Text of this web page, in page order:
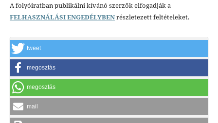
A folyóiratban publikálni kívánó szerzők elfogadják a
FELHASZNÁLÁSI ENGEDÉLYBENrészletezett feltételeket.
tweet
megosztás
megosztás
mail